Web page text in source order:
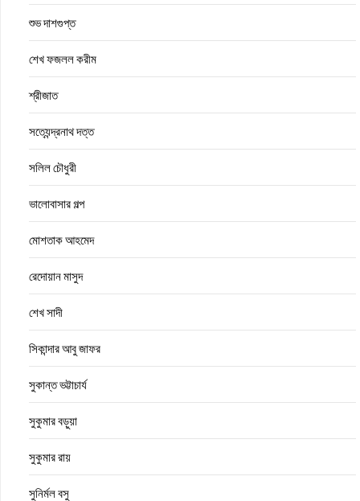
শুভ দাশগুপ্ত
শেখ ফজলল করীম
শ্রীজাত
সত্যেন্দ্রনাথ দত্ত
সলিল চৌধুরী
ভালোবাসার গল্প
মোশতাক আহমেদ
রেদোয়ান মাসুদ
শেখ সাদী
সিকান্দার আবু জাফর
সুকান্ত ভট্টাচার্য
সুকুমার বড়ুয়া
সুকুমার রায়
সুনির্মল বসু